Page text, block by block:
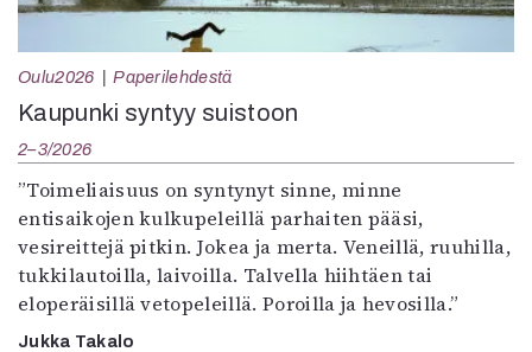
Oulu2026 Paperilehdestä
Kaupunki syntyy suistoon
2–3/2026
”Toimeliaisuus on syntynyt sinne, minne
entisaikojen kulkupeleillä parhaiten pääsi,
vesireittejä pitkin. Jokea ja merta. Veneillä, ruuhilla,
tukkilautoilla, laivoilla. Talvella hiihtäen tai
eloperäisillä vetopeleillä. Poroilla ja hevosilla.”
Jukka Takalo